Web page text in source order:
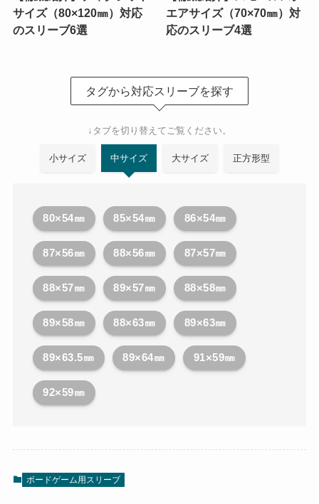
サイズ（80×120㎜）対応
のスリーブ6選
エアサイズ（70×70㎜）対
応のスリーブ4選
タグから対応スリーブを探す
↓タブを切り替えてご覧ください。
小サイズ 中サイズ 大サイズ 正方形型
80×54㎜ 85×54㎜ 86×54㎜
87×56㎜ 88×56㎜ 87×57㎜
88×57㎜ 89×57㎜ 88×58㎜
89×58㎜ 88×63㎜ 89×63㎜
89×63.5㎜ 89×64㎜ 91×59㎜
92×59㎜
ボードゲーム用スリーブ